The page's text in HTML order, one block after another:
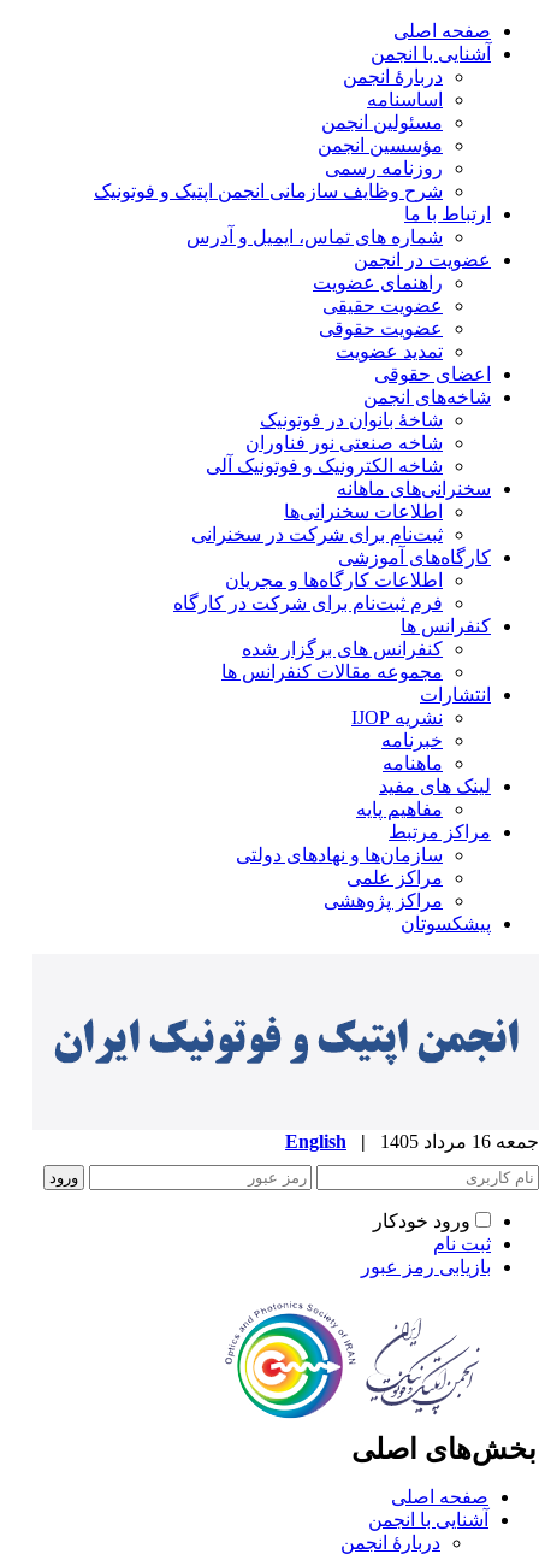
صفحه اصلی
آشنایی با انجمن
دربارۀ انجمن
اساسنامه
مسئولین انجمن
مؤسسین انجمن
روزنامه رسمی
شرح وظایف سازمانی انجمن اپتیک و فوتونیک
ارتباط با ما
شماره های تماس، ایمیل و آدرس
عضویت در انجمن
راهنمای عضویت
عضویت حقیقی
عضویت حقوقی
تمدید عضویت
اعضای حقوقی
شاخه‌های انجمن
شاخۀ بانوان در فوتونیک
شاخه صنعتی نور فناوران
شاخه‌ الکترونیک و فوتونیک آلی
سخنرانی‌های ماهانه
اطلاعات سخنرانی‌‌ها
ثبت‌نام برای شرکت در سخنرانی
کارگاه‌های آموزشی
اطلاعات کارگاه‌ها و مجریان
فرم ثبت‌نام برای شرکت در کارگاه
کنفرانس ها
کنفرانس های برگزار شده
مجموعه مقالات کنفرانس ها
انتشارات
نشریه IJOP
خبرنامه
ماهنامه
لینک های مفید
مفاهیم پایه
مراکز مرتبط
سازمان‌ها و نهادهای دولتی
مراکز علمی
مراکز پژوهشی
پیشکسوتان
مرداد 1405 |
English
ورود خودکار
ثبت نام
بازیابی رمز عبور
اصلی
صفحه اصلی
آشنایی با انجمن
دربارۀ انجمن